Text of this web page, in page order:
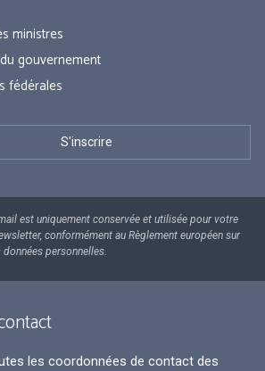
ministres
gouvernement
fédérales
est uniquement conservée et utilisée pour votre
conformément au Règlement européen sur
personnelles.
les coordonnées de contact des